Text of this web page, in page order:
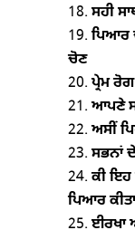
ਸਹੀ
ਪਿਆਰ
ਚੋਣ
ਪ੍ਰੇਮ
ਆਪਣੇ
ਅਸੀਂ
ਸਭਨਾਂ
ਕੀ ਇਹ
ਪਿਆਰ
ਈਰਖਾ